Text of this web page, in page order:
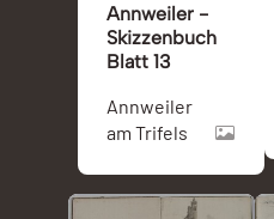
Annweiler -
Skizzenbuch
Blatt 13
Annweiler
am Trifels